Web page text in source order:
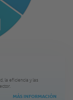
la eficiencia y las
MÁS INFORMACIÓN